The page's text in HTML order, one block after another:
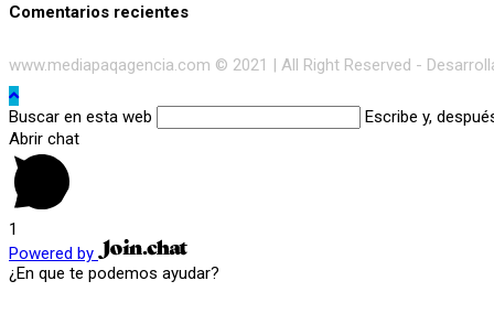
Comentarios recientes
www.mediapaqagencia.com © 2021 | All Right Reserved -
Buscar en esta web
Escribe y,
Abrir chat
1
Powered by
¿En que te podemos ayudar?